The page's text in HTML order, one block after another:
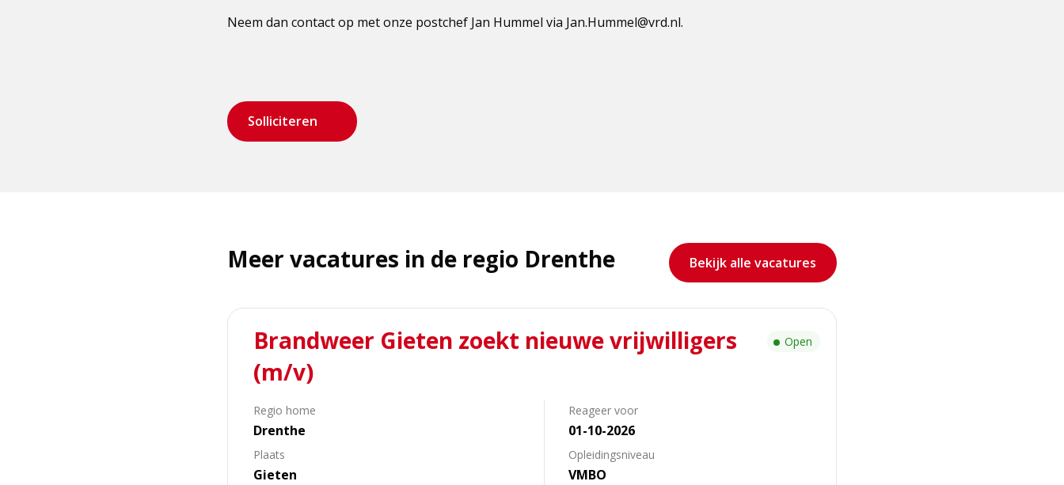
Neem dan contact op met onze postchef Jan Hummel via Jan.Hummel@vrd.nl.
Solliciteren
Meer vacatures in de regio Drenthe Bekijk alle vacatures
Brandweer Gieten zoekt nieuwe vrijwilligers
(m/v)
Regio home
Drenthe
Plaats
Gieten
Reageer voor
01-10-2026
Opleidingsniveau
VMBO
Open
Lees
meer
Brandweer
zoekt
nieuwe
vrijwilligers
(m/v)